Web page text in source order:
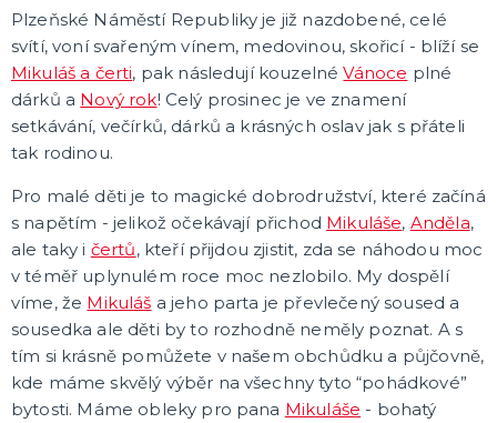
Svatební dekorace
Svatební dekorace na auto
Svatební doplňky
Svatební dekorace na stůl
Stuhy, mašle, organzy
Svatební balónky
DALŠÍ KATEGORIE
ROZLUČKA SE SVOBODOU
Šerpy na rozlučku
Korunky a čelenky
Brýle na rozlučku
Dárkové tašky
Girlandy na rozlučku
Konfety na rozlučku
Podvazky a placky s nápisem
Dekorace na rozlučku
Doplňky pro budoucí nevěstu
Doplňky pro družičky
Doplňky pro budoucího ženicha
Doplňky pro mládence
Hry na rozlučku se svobodou
DALŠÍ KATEGORIE
SPOLEČENSKÉ, STOLNÍ HRY
Deskové hry
Karetní hry
Společenské hry na párty
Strategické deskové hry
Logické hry - pro děti i dospělé
Vědomostní hry - pro dva a více hráčů
Společenské deskové hry pro dva hráče
Erotické deskové hry pro dospělé
Hry a hlavolamy
Retro stolní hry
Deskové a karetní hry pro děti
Rychlé a zběsilé hry na postřeh!
Sportovní deskové hry
DALŠÍ KATEGORIE
Plzeňské Náměstí Republiky je již nazdobené, celé
svítí, voní svařeným vínem, medovinou, skořicí - blíží se
Mikuláš a čerti, pak následují kouzelnéVánoce plné
dárků a Nový rok! Celý prosinec je ve znamení
setkávání, večírků, dárků a krásných oslav jak s přáteli
tak rodinou.
Pro malé děti je to magické dobrodružství, které začíná
s napětím - jelikož očekávají přichod Mikuláše, Anděla,
ale taky i čertů, kteří přijdou zjistit, zda se náhodou moc
v téměř uplynulém roce moc nezlobilo. My dospělí
víme, že Mikuláš a jeho parta je převlečený soused a
sousedka ale děti by to rozhodně neměly poznat. A s
tím si krásně pomůžete v našem obchůdku a půjčovně,
kde máme skvělý výběr na všechny tyto “pohádkové”
bytosti. Máme obleky pro pana Mikuláše - bohatý